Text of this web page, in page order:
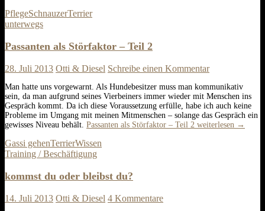
PflegeSchnauzerTerrier
unterwegs
Passanten als Störfaktor – Teil 2
28. Juli 2013 Otti & Diesel Schreibe einen Kommentar
Man hatte uns vorgewarnt. Als Hundebesitzer muss man kommunikativ
sein, da man aufgrund seines Vierbeiners immer wieder mit Menschen ins
Gespräch kommt. Da ich diese Voraussetzung erfülle, habe ich auch keine
Probleme im Umgang mit meinen Mitmenschen – solange das Gespräch ein
gewisses Niveau behält. Passanten als Störfaktor – Teil 2 weiterlesen →
Gassi gehenTerrierWissen
Training / Beschäftigung
kommst du oder bleibst du?
14. Juli 2013 Otti & Diesel 4 Kommentare